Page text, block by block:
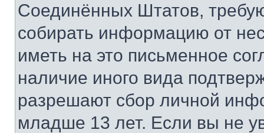
Соединённых Штатов,
собирать информацию от
иметь на это письменное
наличие иного вида
разрешают сбор личной
младше 13 лет. Если вы не